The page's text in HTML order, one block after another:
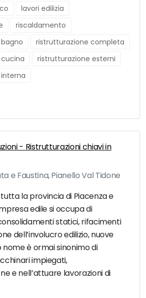
lavori edilizia
riscaldamento
ristrutturazione completa
ristrutturazione esterni
- Ristrutturazioni chiavi in
e Faustina, Pianello Val Tidone
tutta la provincia di Piacenza e
edile si occupa di
statici, rifacimenti
dell’involucro edilizio, nuove
nome è ormai sinonimo di
impiegati,
e nell’attuare lavorazioni di